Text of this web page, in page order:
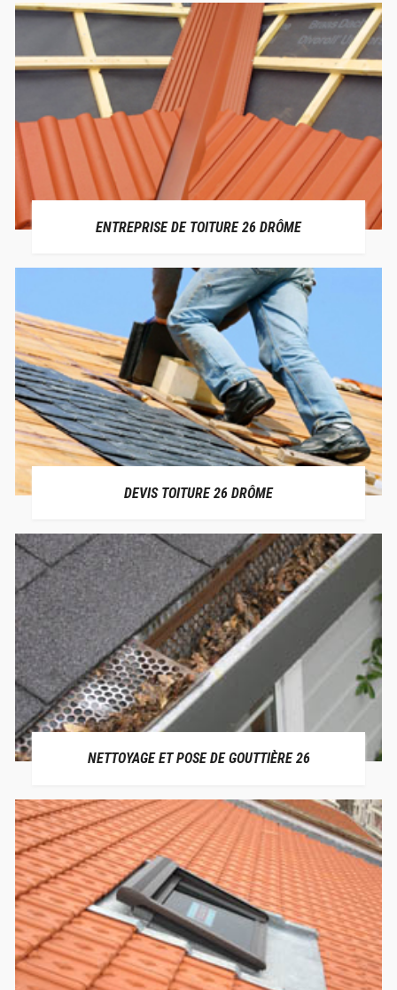
ENTREPRISE DE TOITURE 26 DRÔME
DEVIS TOITURE 26 DRÔME
NETTOYAGE ET POSE DE GOUTTIÈRE 26